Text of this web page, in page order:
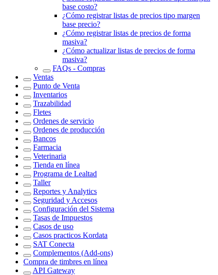
base costo?
¿Cómo registrar listas de precios tipo margen
base precio?
¿Cómo registrar listas de precios de forma
masiva?
¿Cómo actualizar listas de precios de forma
masiva?
FAQs - Compras
Ventas
Punto de Venta
Inventarios
Trazabilidad
Fletes
Ordenes de servicio
Ordenes de producción
Bancos
Farmacia
Veterinaria
Tienda en línea
Programa de Lealtad
Taller
Reportes y Analytics
Seguridad y Accesos
Configuración del Sistema
Tasas de Impuestos
Casos de uso
Casos practicos Kordata
SAT Conecta
Complementos (Add-ons)
Compra de timbres en línea
API Gateway